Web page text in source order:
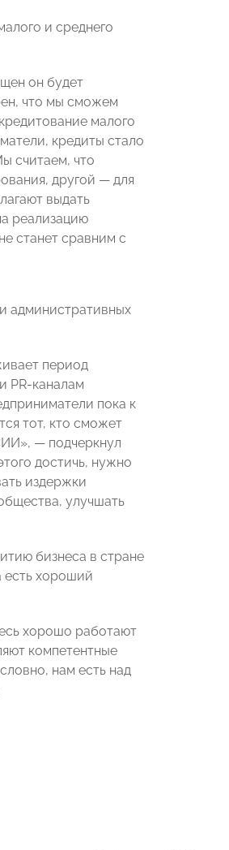
и среднего
он будет
что мы сможем
малого
кредиты стало
считаем, что
другой — для
выдать
реализацию
станет сравним с
административных
период
PR-каналам
пока к
тот, кто сможет
— подчеркнул
достичь, нужно
издержки
улучшать
бизнеса в стране
есть хороший
хорошо работают
компетентные
нам есть над